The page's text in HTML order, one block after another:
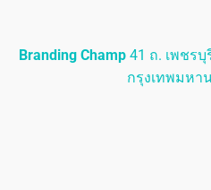
Branding Champ 41 ถ. เพชร
กรุงเทพมหา